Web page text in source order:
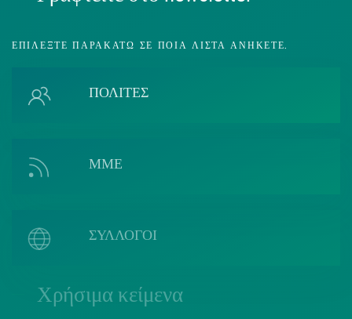
ΕΠΙΛΈΞΤΕ ΠΑΡΑΚΆΤΩ ΣΕ ΠΟΙΑ ΛΊΣΤΑ ΑΝΉΚΕΤΕ.
ΠΟΛΙΤΕΣ
ΜΜΕ
ΣΥΛΛΟΓΟΙ
Χρήσιμα κείμενα